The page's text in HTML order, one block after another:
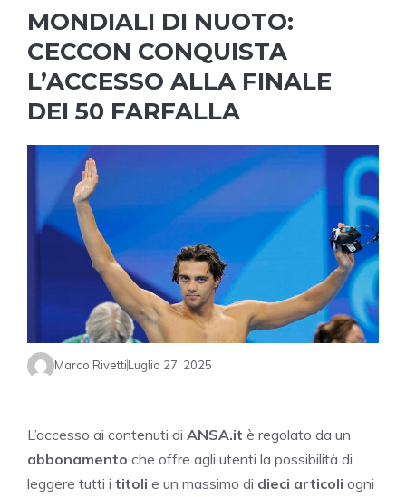
MONDIALI DI NUOTO:
CECCON CONQUISTA
L’ACCESSO ALLA FINALE
DEI 50 FARFALLA
Marco RivettiLuglio 27, 2025
L’accesso ai contenuti di ANSA.it è regolato da un
abbonamento che offre agli utenti la possibilità di
leggere tutti i titoli e un massimo di dieci articoli ogni